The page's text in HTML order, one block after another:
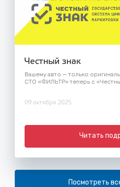
Честный знак
Вашему авто — только
СТО «ФИЛЬТР» теперь с
09 октября 2025
Читать
Посмотреть